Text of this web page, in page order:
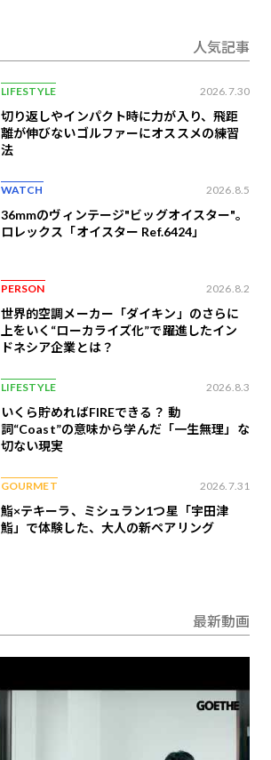
人気記事
LIFESTYLE 2026.7.30
切り返しやインパクト時に力が入り、飛距
離が伸びないゴルファーにオススメの練習
法
WATCH 2026.8.5
36mmのヴィンテージ"ビッグオイスター"。
ロレックス「オイスター Ref.6424」
PERSON 2026.8.2
世界的空調メーカー「ダイキン」のさらに
上をいく“ローカライズ化”で躍進したイン
ドネシア企業とは？
LIFESTYLE 2026.8.3
いくら貯めればFIREできる？ 動
詞“Coast”の意味から学んだ「一生無理」な
切ない現実
GOURMET 2026.7.31
鮨×テキーラ、ミシュラン1つ星「宇田津
鮨」で体験した、大人の新ペアリング
最新動画